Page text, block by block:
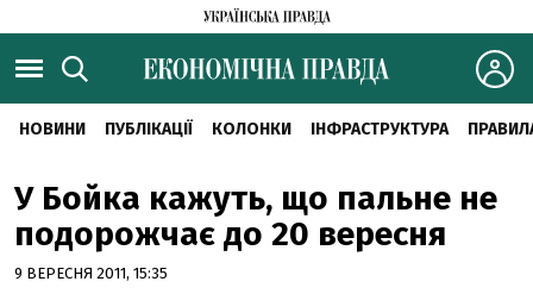
НОВИНИ ПУБЛІКАЦІЇ КОЛОНКИ ІНФРАСТРУКТУРА
У Бойка кажуть, що пальне не
подорожчає до 20 вересня
9 ВЕРЕСНЯ 2011, 15:35